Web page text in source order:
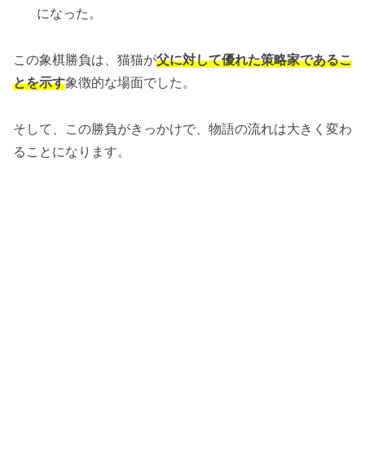
になった。
この象棋勝負は、猫猫が父に対して優れた策略家であるこ
とを示す象徴的な場面でした。
そして、この勝負がきっかけで、物語の流れは大きく変わ
ることになります。